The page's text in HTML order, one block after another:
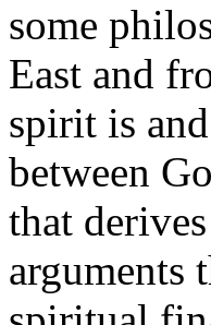
some
East and
spirit is
between
that
arguments